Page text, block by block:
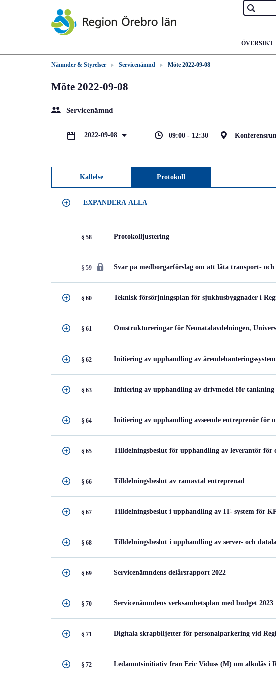
ÖVERSIKT
Nämnder & Styrelser Servicenämnd Möte 2022-09-08
Möte 2022-09-08
Servicenämnd
2022-09-08 09:00 - 12:30
Kallelse Protokoll
EXPANDERA ALLA
§ 58 Protokolljustering
§ 59 Svar på medborgarförslag om att låta transport-
§ 60 Teknisk försörjningsplan för sjukhusbyggnader i
§ 61 Omstruktureringar för Neonatalavdelningen,
§ 62 Initiering av upphandling av
§ 63 Initiering av upphandling av drivmedel för
§ 64 Initiering av upphandling avseende entreprenör för
§ 65 Tilldelningsbeslut för upphandling av leverantör för
§ 66 Tilldelningsbeslut av ramavtal entreprenad
§ 67 Tilldelningsbeslut i upphandling av IT- system för
§ 68 Tilldelningsbeslut i upphandling av server- och
§ 69 Servicenämndens delårsrapport 2022
§ 70 Servicenämndens verksamhetsplan med budget 2023
§ 71 Digitala skrapbiljetter för personalparkering vid
§ 72 Ledamotsinitiativ från Eric Viduss (M) om alkolås i